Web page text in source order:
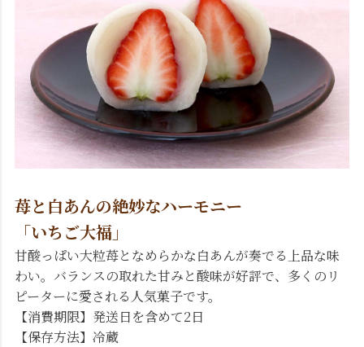
苺と白あんの絶妙なハーモニー
「いちご大福」
甘酸っぱい大粒苺となめらかな白あんが奏でる上品な味
わい。バランスの取れた甘みと酸味が好評で、多くのリ
ピーターに愛される人気菓子です。
【消費期限】発送日を含めて2日
【保存方法】冷蔵